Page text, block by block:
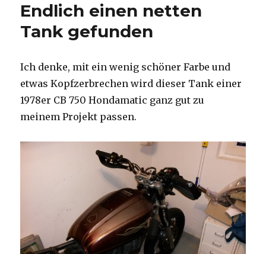
Endlich einen netten
Tank gefunden
Ich denke, mit ein wenig schöner Farbe und
etwas Kopfzerbrechen wird dieser Tank einer
1978er CB 750 Hondamatic ganz gut zu
meinem Projekt passen.